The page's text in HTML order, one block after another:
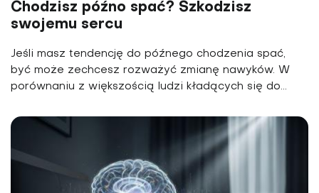
Chodzisz późno spać? Szkodzisz
swojemu sercu
Jeśli masz tendencję do późnego chodzenia spać,
być może zechcesz rozważyć zmianę nawyków. W
porównaniu z większością ludzi kładących się do...